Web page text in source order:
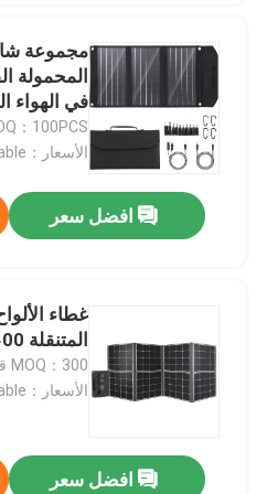
مجموعة
في الهواء
：100PCS
الأسعار：negotiable
افضل سعر
غطاء
المتنقلة 400 واط
MOQ：300 قطعة
الأسعار：negotiable
افضل سعر